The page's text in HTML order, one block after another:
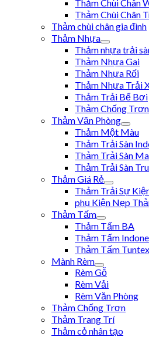
Thảm Chùi Chân
Thảm Chùi Chân
Thảm chùi chân gia đình
Thảm Nhựa
Thảm nhựa trải
Thảm Nhựa Gai
Thảm Nhựa Rối
Thảm Nhựa Trải
Thảm Trải Bể Bơi
Thảm Chống
Thảm Văn Phòng
Thảm Một Màu
Thảm Trải Sàn
Thảm Trải Sàn
Thảm Trải Sàn
Thảm Giá Rẻ
Thảm Trải Sự
phụ Kiện Nẹp
Thảm Tấm
Thảm Tấm BA
Thảm Tấm
Thảm Tấm Tuntex
Mành Rèm
Rèm Gỗ
Rèm Vải
Rèm Văn Phòng
Thảm Chống Trơn
Thảm Trang Trí
Thảm cỏ nhân tạo